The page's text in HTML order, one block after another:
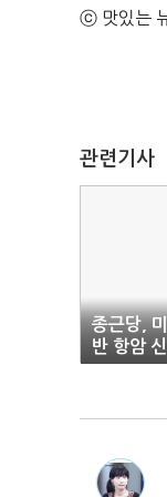
ⓒ 맛있는
관련기사
종근당,
반 항암
인